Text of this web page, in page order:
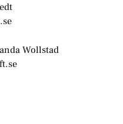
Wollstad